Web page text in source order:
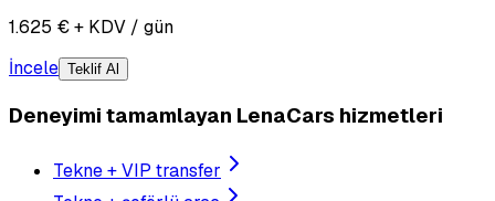
1.625 € + KDV / gün
İncele Teklif Al
Deneyimi tamamlayan LenaCars hizmetleri
Tekne + VIP transfer